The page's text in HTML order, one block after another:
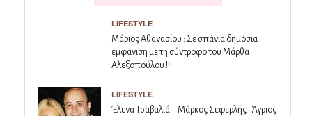
LIFESTYLE
Μάριος Αθανασίου : Σε σπάνια δημόσια
εμφάνιση με τη σύντροφο του Μάρθα
Αλεξοπούλου !!!
LIFESTYLE
Έλενα Τσαβαλιά – Μάρκος Σεφερλής : Άγριος